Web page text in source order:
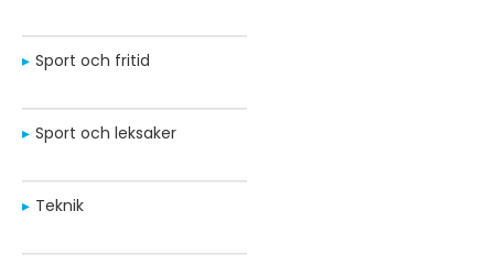
Sport och fritid
Sport och leksaker
Teknik